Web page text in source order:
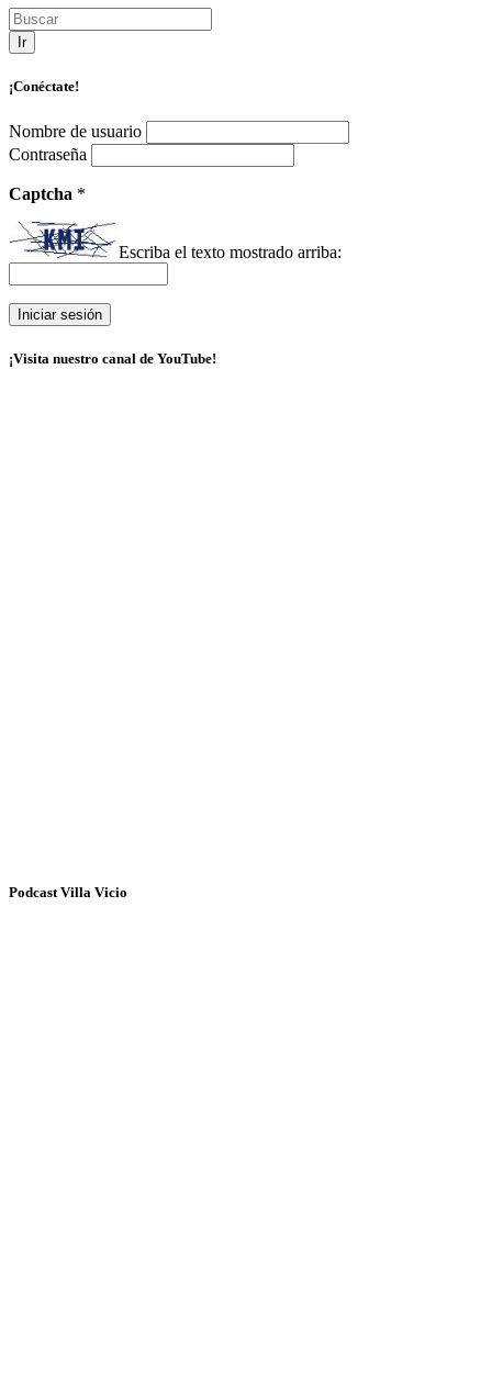
Ir
¡Conéctate!
Nombre de usuario
Contraseña
Captcha *
Escriba el texto mostrado arriba:
¡Visita nuestro canal de YouTube!
Podcast Villa Vicio